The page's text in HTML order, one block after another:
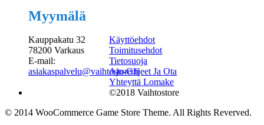
Myymälä
Kauppakatu 32
78200 Varkaus
E-mail:
asiakaspalvelu@vaihtostore.fi
Käyttöehdot
Toimitusehdot
Tietosuoja
Ajo-Ohjeet Ja Ota
Yhteyttä Lomake
©2018 Vaihtostore
© 2014 WooCommerce Game Store Theme. All Rights Reverved.